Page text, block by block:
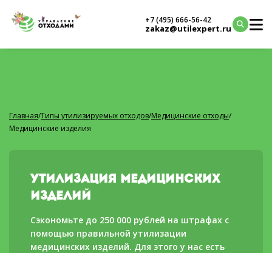
+7 (495) 666-56-42
zakaz@utilexpert.ru
Главная/Типы утилизируемых отходов/Медицинские отходы/
Медицинские изделия
Утилизация медицинских
изделий
Сэкономьте до 250 000 рублей на штрафах с
помощью правильной утилизации
медицинских изделий. Для этого у нас есть